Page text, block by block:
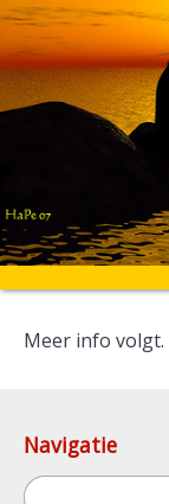
Meer info volgt.
Navigatie
Zoeken